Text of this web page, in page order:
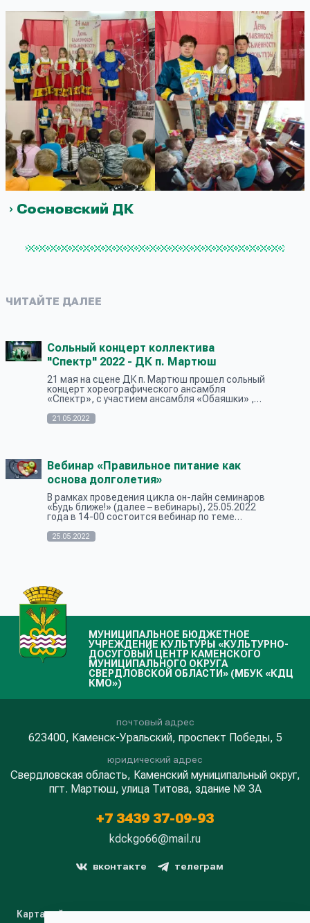
Сосновский ДК
ЧИТАЙТЕ ДАЛЕЕ
Сольный концерт коллектива
"Спектр" 2022 - ДК п. Мартюш
21 мая на сцене ДК п. Мартюш прошел сольный
концерт хореографического ансамбля
«Спектр», с участием ансамбля «Обаяшки» ,
детям нужно». Основанный в 1992 г...
21.05.2022
Вебинар «Правильное питание как
основа долголетия»
В рамках проведения цикла он-лайн семинаров
«Будь ближе!» (далее – вебинары), 25.05.2022
года в 14-00 состоится вебинар по теме
который проводит врач-диетол...
25.05.2022
МУНИЦИПАЛЬНОЕ БЮДЖЕТНОЕ
УЧРЕЖДЕНИЕ КУЛЬТУРЫ «КУЛЬТУРНО-
ДОСУГОВЫЙ ЦЕНТР КАМЕНСКОГО
МУНИЦИПАЛЬНОГО ОКРУГА
СВЕРДЛОВСКОЙ ОБЛАСТИ» (МБУК «КДЦ
КМО»)
почтовый адрес
623400, Каменск-Уральский, проспект Победы, 5
юридический адрес
Свердловская область, Каменский муниципальный округ,
пгт. Мартюш, улица Титова, здание № 3А
+7 3439 37-09-93
kdckgo66@mail.ru
вконтакте телеграм
Карта сайта